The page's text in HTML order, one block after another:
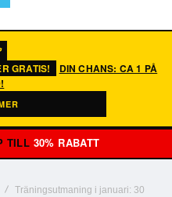
GRATIS!
DIN CHANS: CA 1 PÅ
TILL 30% RABATT
Träningsutmaning i januari: 30